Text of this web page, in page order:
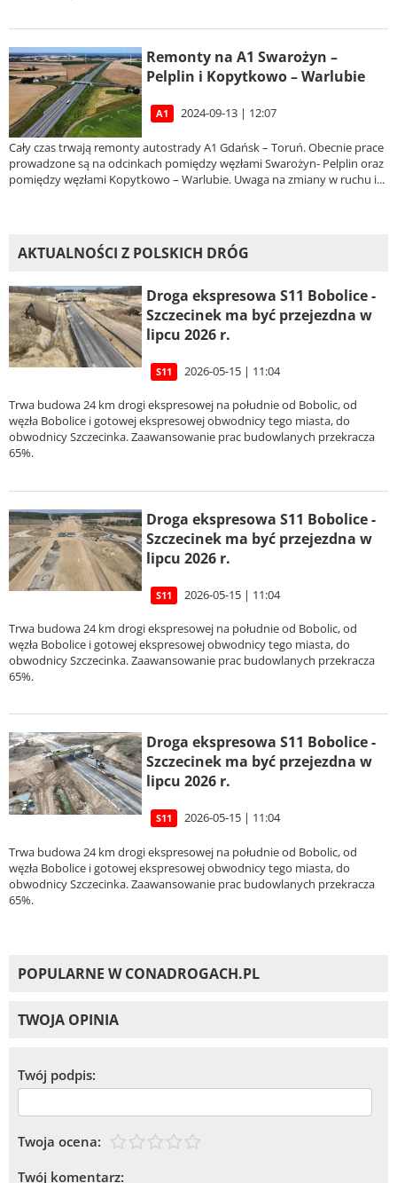
Remonty na A1 Swarożyn –
Pelplin i Kopytkowo – Warlubie
A1 2024-09-13 | 12:07
Cały czas trwają remonty autostrady A1 Gdańsk – Toruń. Obecnie prace
prowadzone są na odcinkach pomiędzy węzłami Swarożyn- Pelplin oraz
pomiędzy węzłami Kopytkowo – Warlubie. Uwaga na zmiany w ruchu i...
AKTUALNOŚCI Z POLSKICH DRÓG
Droga ekspresowa S11 Bobolice -
Szczecinek ma być przejezdna w
lipcu 2026 r.
S11 2026-05-15 | 11:04
Trwa budowa 24 km drogi ekspresowej na południe od Bobolic, od
węzła Bobolice i gotowej ekspresowej obwodnicy tego miasta, do
obwodnicy Szczecinka. Zaawansowanie prac budowlanych przekracza
65%.
Droga ekspresowa S11 Bobolice -
Szczecinek ma być przejezdna w
lipcu 2026 r.
S11 2026-05-15 | 11:04
Trwa budowa 24 km drogi ekspresowej na południe od Bobolic, od
węzła Bobolice i gotowej ekspresowej obwodnicy tego miasta, do
obwodnicy Szczecinka. Zaawansowanie prac budowlanych przekracza
65%.
Droga ekspresowa S11 Bobolice -
Szczecinek ma być przejezdna w
lipcu 2026 r.
S11 2026-05-15 | 11:04
Trwa budowa 24 km drogi ekspresowej na południe od Bobolic, od
węzła Bobolice i gotowej ekspresowej obwodnicy tego miasta, do
obwodnicy Szczecinka. Zaawansowanie prac budowlanych przekracza
65%.
POPULARNE W CONADROGACH.PL
TWOJA OPINIA
Twój podpis:
Twoja ocena:
Twój komentarz: